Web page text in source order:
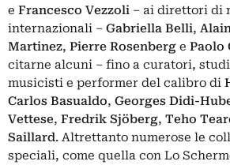
e Francesco Vezzoli ‒ ai direttori di
internazionali ‒ Gabriella Belli,
Martinez, Pierre Rosenberg e Paolo
citarne alcuni ‒ fino a curatori,
musicisti e performer del calibro di
Carlos Basualdo, Georges Didi-
Vettese, Fredrik Sjöberg, Teho
Saillard. Altrettanto numerose le
speciali, come quella con Lo